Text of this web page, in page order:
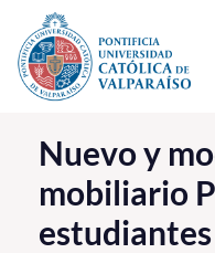
Click acá para ir
La Universidad
Investigación,
PUCV Internacional
Nuevo y
mobiliario
estudiantes